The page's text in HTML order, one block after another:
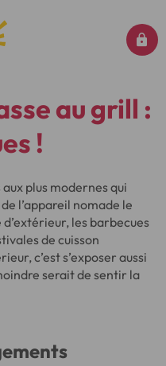
au grill :
!
plus modernes qui
l’appareil nomade le
les barbecues
de cuisson
c’est s’exposer aussi
serait de sentir la